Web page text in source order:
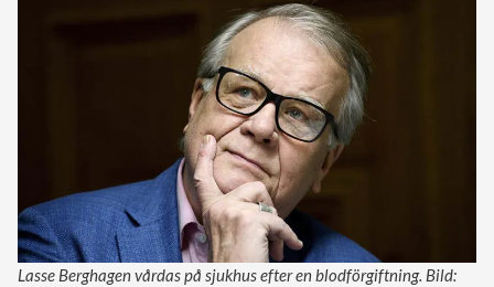
Lasse Berghagen vårdas på sjukhus efter en blodförgiftning. Bild: